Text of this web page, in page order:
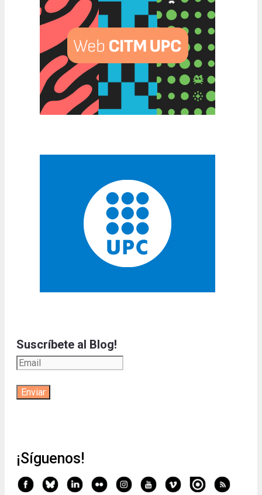
Suscríbete al Blog!
¡Síguenos!